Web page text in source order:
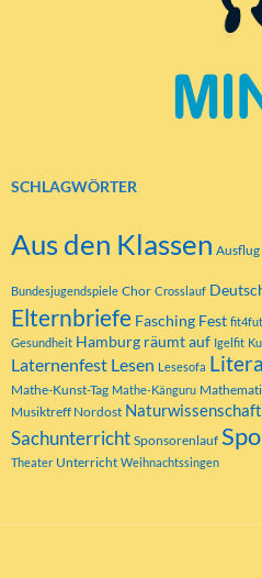
SCHLAGWÖRTER
Aus den Klassen Ausflug
Bundesjugendspiele Chor Crosslauf
Elternbriefe Fasching Fest
Gesundheit Hamburg räumt auf Igelfit
Laternenfest Lesen Lesesofa
Mathe-Kunst-Tag Mathe-Känguru
Musiktreff Nordost
Sachunterricht Sponsorenlauf
Theater Unterricht Weihnachtssingen